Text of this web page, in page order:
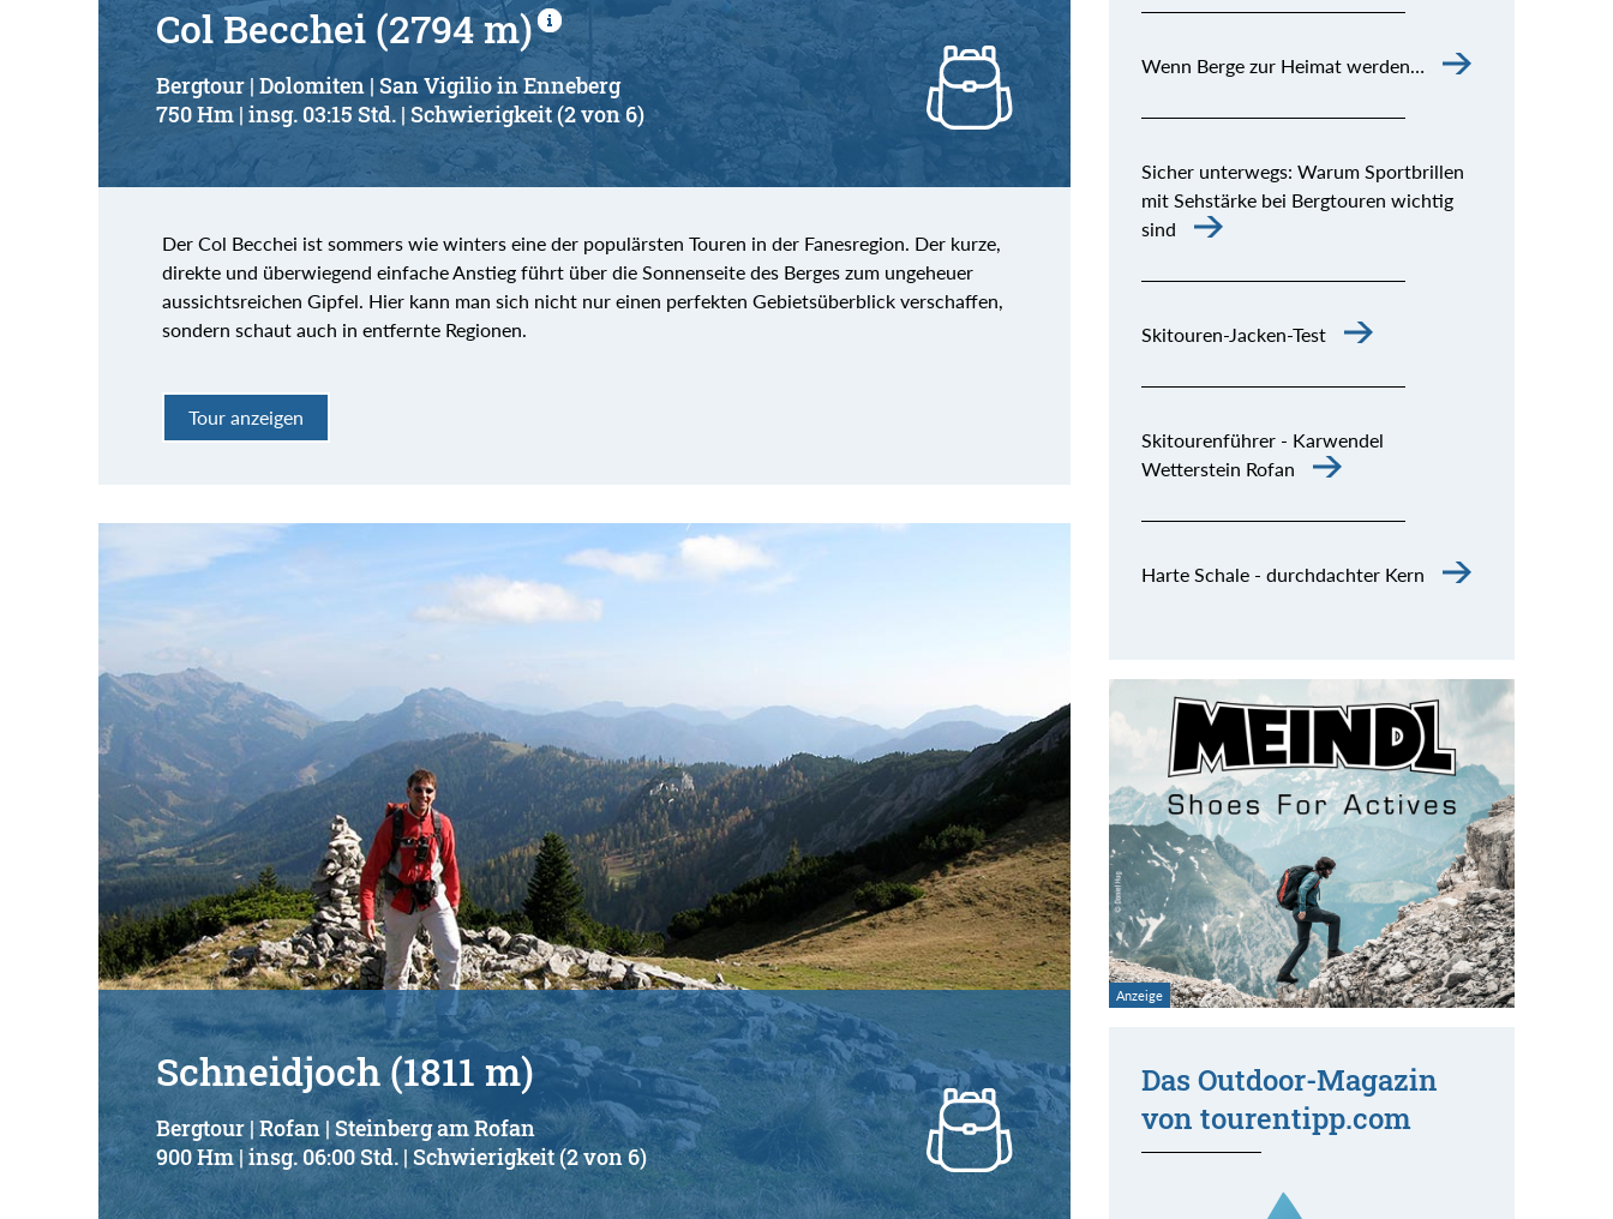
Col Becchei (2794 m)
Bergtour | Dolomiten | San Vigilio in Enneberg
750 Hm | insg. 03:15 Std. | Schwierigkeit (2 von 6)
Der Col Becchei ist sommers wie winters eine der populärsten Touren in der Fanesregion. Der kurze,
direkte und überwiegend einfache Anstieg führt über die Sonnenseite des Berges zum ungeheuer
aussichtsreichen Gipfel. Hier kann man sich nicht nur einen perfekten Gebietsüberblick verschaffen,
sondern schaut auch in entfernte Regionen.
Tour anzeigen
Schneidjoch (1811 m)
Bergtour | Rofan | Steinberg am Rofan
900 Hm | insg. 06:00 Std. | Schwierigkeit (2 von 6)
Wenn Berge zur Heimat werden…
Sicher unterwegs: Warum Sportbrillen
mit Sehstärke bei Bergtouren wichtig
sind
Skitouren-Jacken-Test
Skitourenführer - Karwendel
Wetterstein Rofan
Harte Schale - durchdachter Kern
Das Outdoor-Magazin
von tourentipp.com